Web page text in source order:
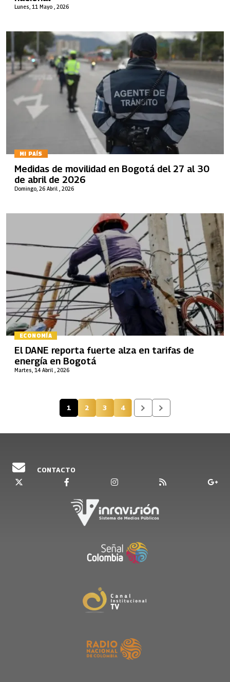
Lunes, 11 Mayo , 2026
MI PAÍS
Domingo, 26 Abril , 2026
Medidas de movilidad en Bogotá del 27 al 30
de abril de 2026
ECONOMÍA
Martes, 14 Abril , 2026
El DANE reporta fuerte alza en tarifas de
energía en Bogotá
Página actual
1 Página
2 Página
3 Página
4
CONTACTO